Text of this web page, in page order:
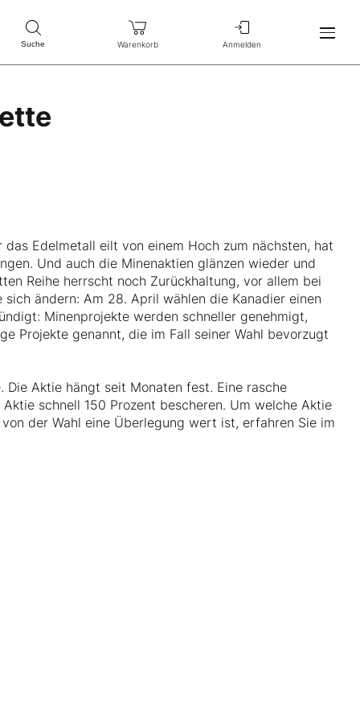
Suche Warenkorb Anmelden
Edelmetall eilt von einem Hoch zum nächsten, hat
Und auch die Minenaktien glänzen wieder und
Reihe herrscht noch Zurückhaltung, vor allem bei
ändern: Am 28. April wählen die Kanadier einen
Minenprojekte werden schneller genehmigt,
Projekte genannt, die im Fall seiner Wahl bevorzugt
Aktie hängt seit Monaten fest. Eine rasche
schnell 150 Prozent bescheren. Um welche Aktie
der Wahl eine Überlegung wert ist, erfahren Sie im